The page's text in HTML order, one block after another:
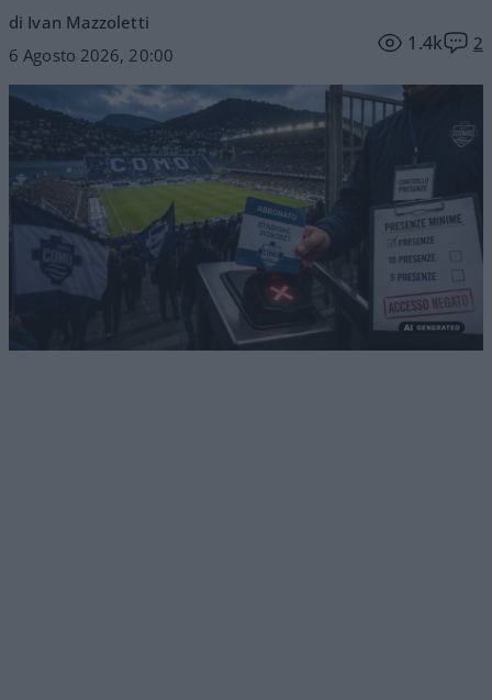
di Ivan Mazzoletti
6 Agosto 2026, 20:00
1.4k 2